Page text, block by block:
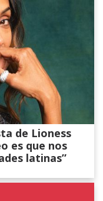
de Lioness
es que nos
latinas”